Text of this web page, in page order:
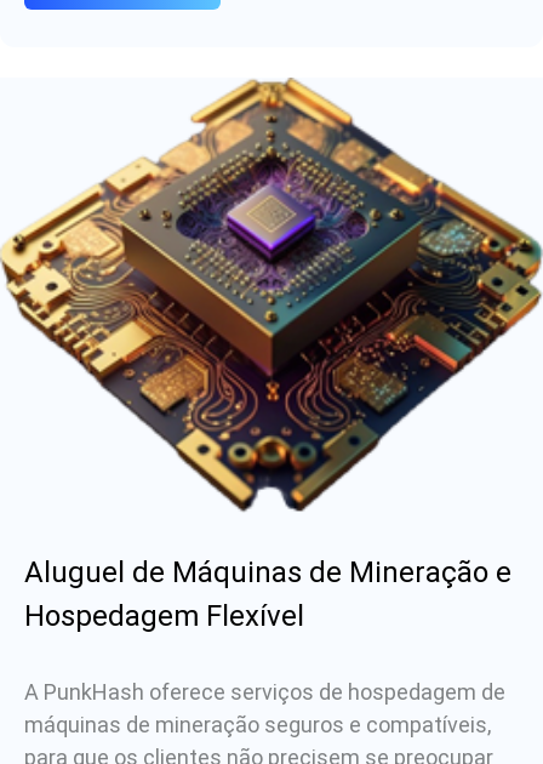
Aluguel de Máquinas de Mineração e
Hospedagem Flexível
A PunkHash oferece serviços de hospedagem de
máquinas de mineração seguros e compatíveis,
para que os clientes não precisem se preocupar